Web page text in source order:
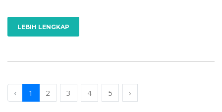
LEBIH LENGKAP
‹ 1 2 3 4 5 ›